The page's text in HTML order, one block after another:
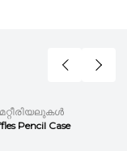
Pencil Case